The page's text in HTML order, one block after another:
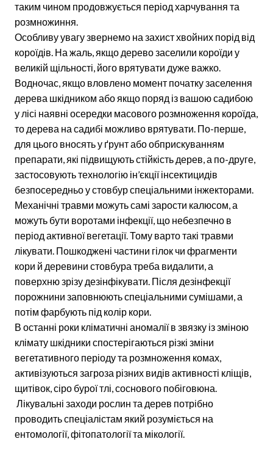
таким чином продовжується період харчування та
розмножиння.
Особливу увагу звернемо на захист хвойних порід від
короїдів. На жаль, якщо дерево заселили короїди у
великій щільності, його врятувати дуже важко.
Водночас, якщо вловлено момент початку заселення
дерева шкідником або якщо поряд із вашою садибою
у лісі наявні осередки масового розмноження короїда,
то дерева на садибі можливо врятувати. По-перше,
для цього вносять у ґрунт або обприскуванням
препарати, які підвищують стійкість дерев, а по-друге,
застосовують технологію ін’єкції інсектицидів
безпосередньо у стовбур спеціальними інжекторами.
Механічні травми можуть самі зарости калюсом, а
можуть бути воротами інфекції, що небезпечно в
період активної вегетації. Тому варто такі травми
лікувати. Пошкоджені частини гілок чи фрагменти
кори й деревини стовбура треба видалити, а
поверхню зрізу дезінфікувати. Після дезінфекції
порожнини заповнюють спеціальними сумішами, а
потім фарбують під колір кори.
В останні роки кліматичні аномалії в звязку із зміною
клімату шкідники спостерігаються різкі зміни
вегетативного періоду та розмноження комах,
активізуються загроза різних видів активності кліщів,
щитівок, сіро бурої тлі, соснового побіговюна.
Лікувальні заходи рослин та дерев потрібно
проводить спеціалістам який розуміється на
ентомології, фітопатології та мікології.